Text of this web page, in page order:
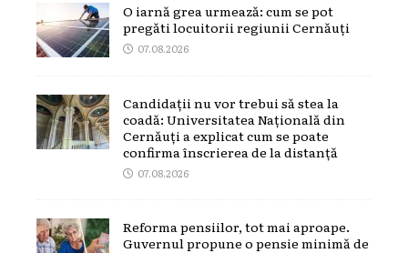
O iarnă grea urmează: cum se pot
pregăti locuitorii regiunii Cernăuți
07.08.2026
Candidații nu vor trebui să stea la
coadă: Universitatea Națională din
Cernăuți a explicat cum se poate
confirma înscrierea de la distanță
07.08.2026
Reforma pensiilor, tot mai aproape.
Guvernul propune o pensie minimă de